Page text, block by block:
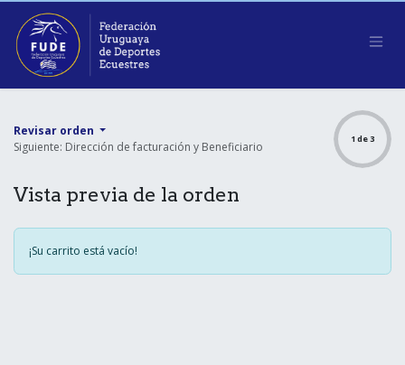
Ir al contenido
Revisar orden
Siguiente: Dirección de facturación y Beneficiario
1 de 3
Vista previa de la orden
¡Su carrito está vacío!